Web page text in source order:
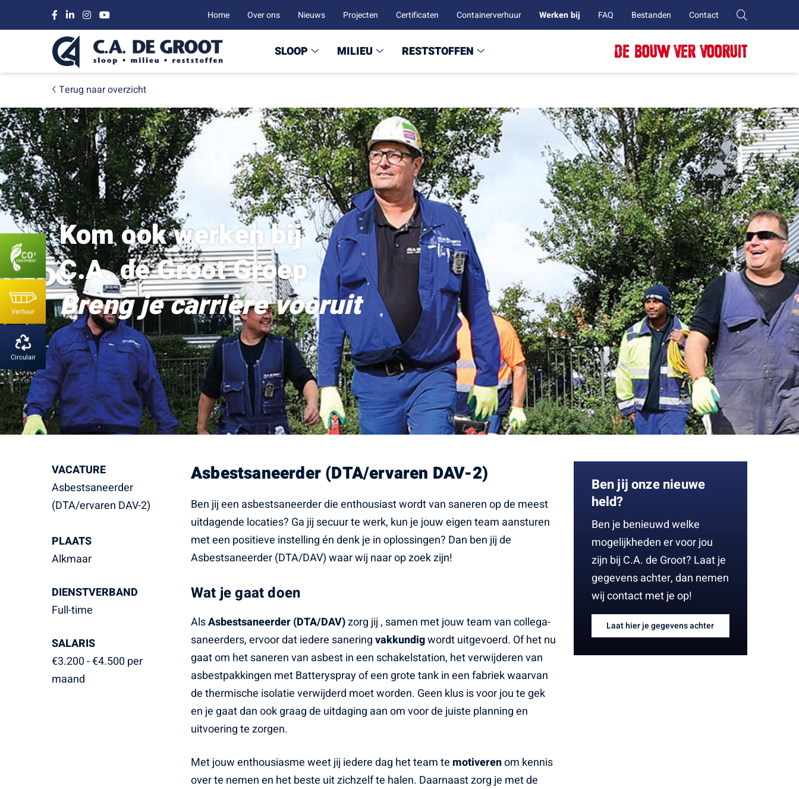
Home Over ons Nieuws Projecten Certificaten Containerverhuur Werken bij FAQ Bestanden Contact
SLOOP MILIEU RESTSTOFFEN DE BOUW VER VOORUIT
Terug naar overzicht
Kom ook werken bij
C.A. de Groot Groep
Breng je carrière vooruit
VACATURE
Asbestsaneerder
(DTA/ervaren DAV-2)
PLAATS
Alkmaar
DIENSTVERBAND
Full-time
SALARIS
€3.200 - €4.500 per
maand
Asbestsaneerder (DTA/ervaren DAV-2)
Ben jij een asbestsaneerder die enthousiast wordt van saneren op de meest
uitdagende locaties? Ga jij secuur te werk, kun je jouw eigen team aansturen
met een positieve instelling én denk je in oplossingen? Dan ben jij de
Asbestsaneerder (DTA/DAV) waar wij naar op zoek zijn!
Wat je gaat doen
AlsAsbestsaneerder (DTA/DAV)zorg jij , samen met jouw team van collega-
saneerders, ervoor dat iedere saneringvakkundigwordt uitgevoerd. Of het nu
gaat om het saneren van asbest in een schakelstation, het verwijderen van
asbestpakkingen met Batteryspray of een grote tank in een fabriek waarvan
de thermische isolatie verwijderd moet worden. Geen klus is voor jou te gek
en je gaat dan ook graag de uitdaging aan om voor de juiste planning en
uitvoering te zorgen.
Met jouw enthousiasme weet jij iedere dag het team te motiverenom kennis
over te nemen en het beste uit zichzelf te halen. Daarnaast zorg je met de
Ben jij onze nieuwe
held?
Ben je benieuwd welke
mogelijkheden er voor jou
zijn bij C.A. de Groot? Laat je
gegevens achter, dan nemen
wij contact met je op!
Laat hier je gegevens achter